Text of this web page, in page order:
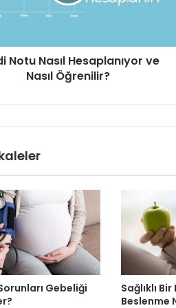
Notu Nasıl Hesaplanıyor ve
Nasıl Öğrenilir?
Gebeliği
Sağlıklı
Beslenme